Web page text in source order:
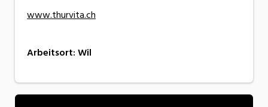
www.thurvita.ch
Arbeitsort:Wil